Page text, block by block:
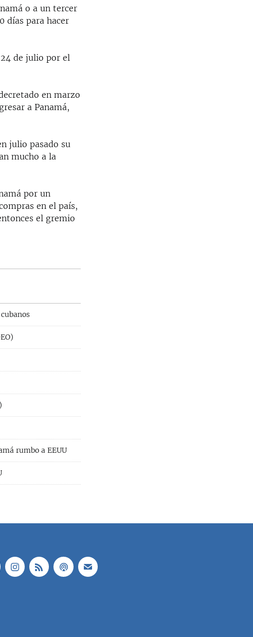
o a un tercer
días para hacer
de julio por el
en marzo
a Panamá,
julio pasado su
mucho a la
por un
en el país,
el gremio
rumbo a EEUU